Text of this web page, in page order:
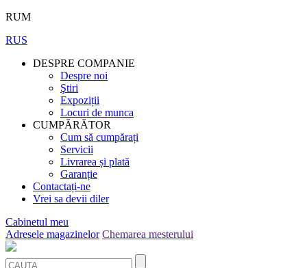
RUM
RUS
DESPRE COMPANIE
Despre noi
Ştiri
Expoziții
Locuri de munca
CUMPĂRĂTOR
Cum să cumpărați
Servicii
Livrarea și plată
Garanție
Contactați-ne
Vrei sa devii diler
Cabinetul meu
Adresele magazinelor Chemarea mesterului